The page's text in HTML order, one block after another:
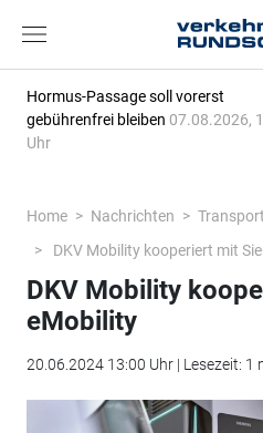
Hormus-Passage soll vorerst
gebührenfrei bleiben 07.08.2026,
Uhr
Home Nachrichten
DKV Mobility kooperiert mit
DKV Mobility
eMobility
20.06.2024 13:00 Uhr | Lesezeit: 1